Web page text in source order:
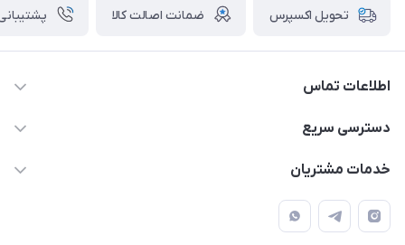
تحویل اکسپرس ضمانت اصالت کالا پشتیبانی ۲۴
اطلاعات تماس
09924035290
تهران - شهریار (فروش حضوری نداریم)
دسترسی سریع
حساب کاربری
درباره ما
خدمات مشتریان
قوانین و مقررات
حریم شخصی کاربران